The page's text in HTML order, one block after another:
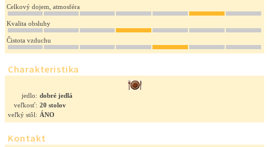
Celkový dojem, atmosféra
Kvalita obsluhy
Čistota vzduchu
Charakteristika
jedlo: dobré jedlá
veľkosť: 20 stolov
veľký stôl: ÁNO
Kontakt